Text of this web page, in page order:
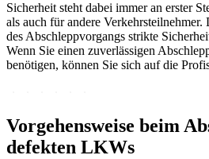
Sicherheit steht dabei immer an erster
als auch für andere
des Abschleppvorgangs strikte
Wenn Sie einen zuverlässigen
benötigen, können Sie sich auf die
Vorgehensweise beim
defekten LKWs